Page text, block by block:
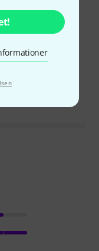
år begynder
med TRIGEMA-
plads til